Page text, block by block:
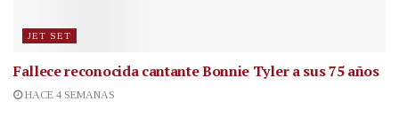
JET SET
Fallece reconocida cantanteBonnie Tyler a sus 75 años
HACE 4 SEMANAS